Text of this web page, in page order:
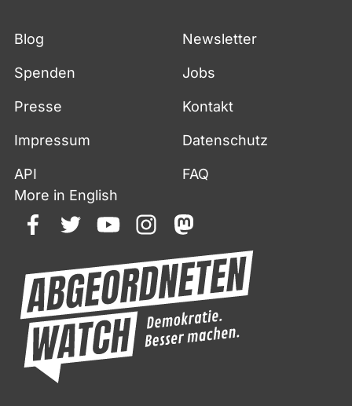
Blog Newsletter
Spenden Jobs
Presse Kontakt
Impressum Datenschutz
API
FAQ
More in English
facebooktwitteryoutubeinstagrammastodon